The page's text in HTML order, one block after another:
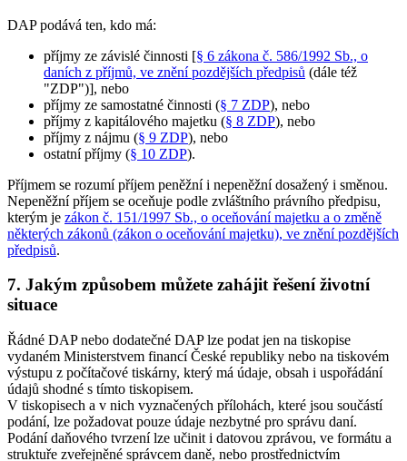
DAP podává ten, kdo má:
příjmy ze závislé činnosti [§ 6 zákona č. 586/1992 Sb., o
daních z příjmů, ve znění pozdějších předpisů (dále též
"ZDP")], nebo
příjmy ze samostatné činnosti (§ 7 ZDP), nebo
příjmy z kapitálového majetku (§ 8 ZDP), nebo
příjmy z nájmu (§ 9 ZDP), nebo
ostatní příjmy (§ 10 ZDP).
Příjmem se rozumí příjem peněžní i nepeněžní dosažený i směnou.
Nepeněžní příjem se oceňuje podle zvláštního právního předpisu,
kterým je zákon č. 151/1997 Sb., o oceňování majetku a o změně
některých zákonů (zákon o oceňování majetku), ve znění pozdějších
předpisů.
7. Jakým způsobem můžete zahájit řešení životní
situace
Řádné DAP nebo dodatečné DAP lze podat jen na tiskopise
vydaném Ministerstvem financí České republiky nebo na tiskovém
výstupu z počítačové tiskárny, který má údaje, obsah i uspořádání
údajů shodné s tímto tiskopisem.
V tiskopisech a v nich vyznačených přílohách, které jsou součástí
podání, lze požadovat pouze údaje nezbytné pro správu daní.
Podání daňového tvrzení lze učinit i datovou zprávou, ve formátu a
struktuře zveřejněné správcem daně, nebo prostřednictvím